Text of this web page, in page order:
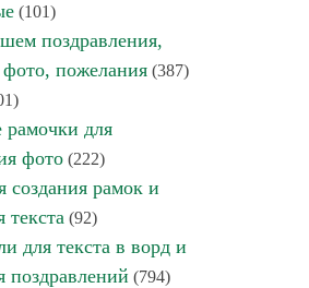
(101)
поздравления,
фото, пожелания(387)
для
фото(222)
создания рамок и
текста (92)
для текста в ворд и
поздравлений (794)